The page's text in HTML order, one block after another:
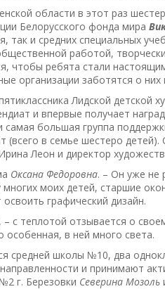
области в этот раз
Белорусского фонда мира
так и средних специальных
работой,
чтобы ребята стали
организации заботятся о
Лидской детской
и впервые получает
большая группа
в семье шестеро
Леон и директор
Оксана Федоровна. – Он уже не
многих моих детей, старшие
графический дизайн.
с теплотой отзывается о
особенная, в ней много света.
средней школы №10, два
и принимают
г. Березовки Северина Мозоль